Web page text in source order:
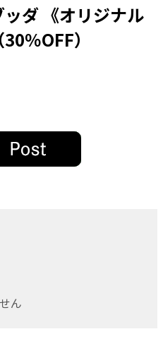
ッダ 《オリジナル
％OFF）
ん